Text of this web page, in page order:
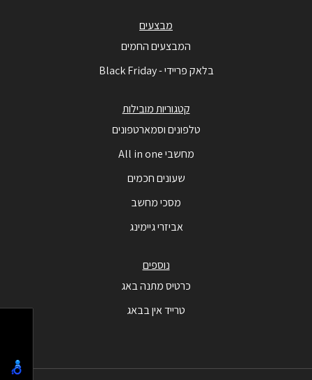
מבצעים
המבצעים החמים
בלאק פריידי - Black Friday
קטגוריות מובילות
טלפונים וסמארטפונים
מחשבי All in one
שעונים חכמים
מסכי מחשב
אביזרי גיימינג
נוספים
כרטיס מתנה באג
טרייד אין בבאג